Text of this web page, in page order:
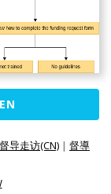
督导走访(CN) | 督導